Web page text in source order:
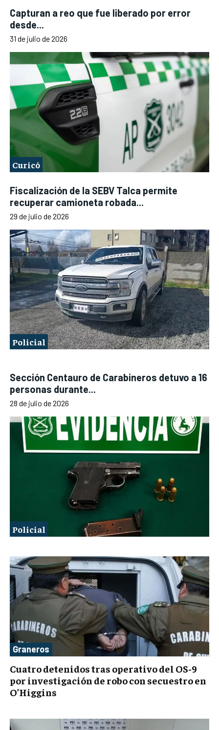
Capturan a reo que fue liberado por error
desde...
31 de julio de 2026
Curicó
Fiscalización de la SEBV Talca permite
recuperar camioneta robada...
29 de julio de 2026
Policial
Sección Centauro de Carabineros detuvo a 16
personas durante...
28 de julio de 2026
Policial
Graneros
Cuatro detenidos tras operativo del OS-9
por investigación de robo con secuestro en
O’Higgins